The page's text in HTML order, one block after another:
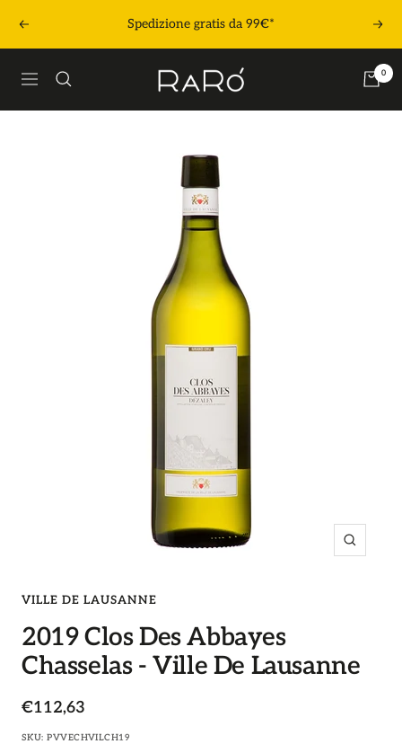
contenuto
Precedente Spedizione gratis da 99€*
Navigazione
Raró
0
VILLE DE LAUSANNE
2019 Clos Des Abbayes
Chasselas - Ville De Lausanne
Prezzo
di
€112,63
SKU:PVVECHVILCH19